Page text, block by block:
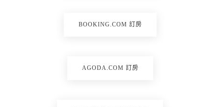
BOOKING.COM 訂房
AGODA.COM 訂房